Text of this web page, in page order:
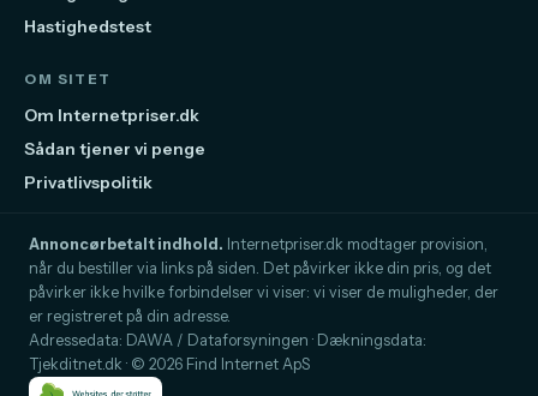
Hastighedstest
OM SITET
Om Internetpriser.dk
Sådan tjener vi penge
Privatlivspolitik
Annoncørbetalt indhold. Internetpriser.dk modtager provision,
når du bestiller via links på siden. Det påvirker ikke din pris, og det
påvirker ikke hvilke forbindelser vi viser: vi viser de muligheder, der
er registreret på din adresse.
Adressedata: DAWA / Dataforsyningen · Dækningsdata:
Tjekditnet.dk · © 2026 Find Internet ApS